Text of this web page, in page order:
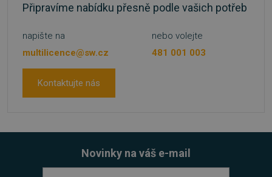
Připravíme nabídku přesně podle vašich potřeb
napište na
multilicence@sw.cz
nebo volejte
481 001 003
Kontaktujte nás
Novinky na váš e-mail
VISITOR_PRIVACY_METADATA